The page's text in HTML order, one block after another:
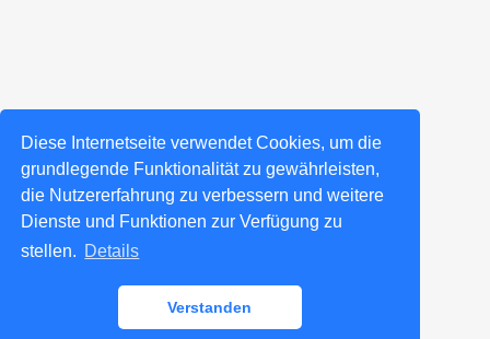
Diese Internetseite verwendet Cookies, um die
grundlegende Funktionalität zu gewährleisten,
die Nutzererfahrung zu verbessern und weitere
Dienste und Funktionen zur Verfügung zu
stellen. Details
Verstanden